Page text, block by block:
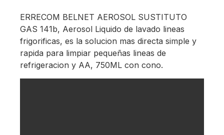
ERRECOM BELNET AEROSOL SUSTITUTO
GAS 141b, Aerosol Liquido de lavado lineas
frigorificas, es la solucion mas directa simple y
rapida para limpiar pequeñas lineas de
refrigeracion y AA, 750ML con cono.